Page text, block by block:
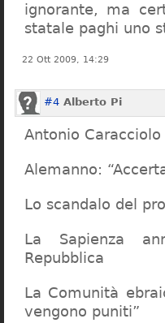
ignorante, ma
statale paghi uno
22 Ott 2009, 14:29
#4 Alberto Pi
Antonio
Alemanno:
Lo scandalo del
La Sapienza
Repubblica
La Comunità
vengono puniti”